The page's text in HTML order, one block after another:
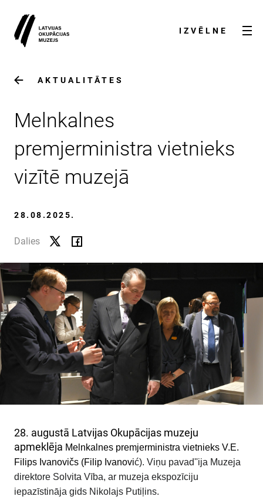
IZVĒLNE
SKOLĀM
MUZEJA VEIKALS
KONTAKTI
MILITĀRAIS MANTOJUMS
AKTUALITĀTES
Melnkalnes
premjerministra vietnieks
vizītē muzejā
28.08.2025.
Dalies
28. augustā Latvijas Okupācijas muzeju
apmeklēja Melnkalnes premjerministra vietnieks V.E.
Filips Ivanovičs (Filip Ivanović). Viņu pavad''ija Muzeja
direktore Solvita Vība, ar muzeja ekspozīciju
iepazīstināja gids Nikolajs Putiļins.